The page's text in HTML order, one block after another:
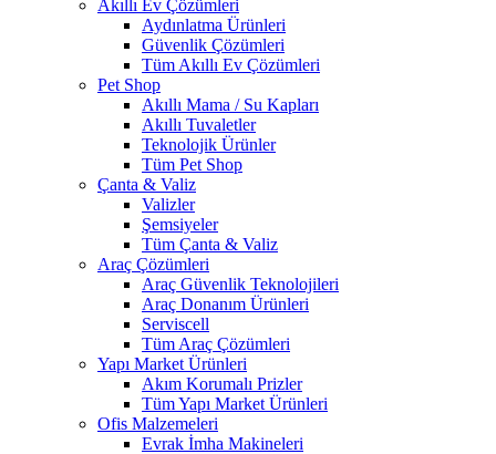
Akıllı Ev Çözümleri
Aydınlatma Ürünleri
Güvenlik Çözümleri
Tüm Akıllı Ev Çözümleri
Pet Shop
Akıllı Mama / Su Kapları
Akıllı Tuvaletler
Teknolojik Ürünler
Tüm Pet Shop
Çanta & Valiz
Valizler
Şemsiyeler
Tüm Çanta & Valiz
Araç Çözümleri
Araç Güvenlik Teknolojileri
Araç Donanım Ürünleri
Serviscell
Tüm Araç Çözümleri
Yapı Market Ürünleri
Akım Korumalı Prizler
Tüm Yapı Market Ürünleri
Ofis Malzemeleri
Evrak İmha Makineleri